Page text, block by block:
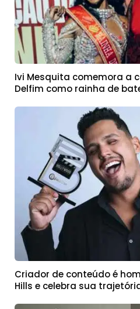
Ivi Mesquita comemora a
Delfim como rainha de
Criador de conteúdo é
Hills e celebra sua